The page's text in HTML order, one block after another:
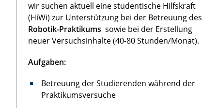
wir suchen aktuell eine studentische Hilfskraft
(HiWi) zur Unterstützung bei der Betreuung des
Robotik-Praktikums sowie bei der Erstellung
neuer Versuchsinhalte (40-80 Stunden/Monat).
Aufgaben:
Betreuung der Studierenden während der
Praktikumsversuche